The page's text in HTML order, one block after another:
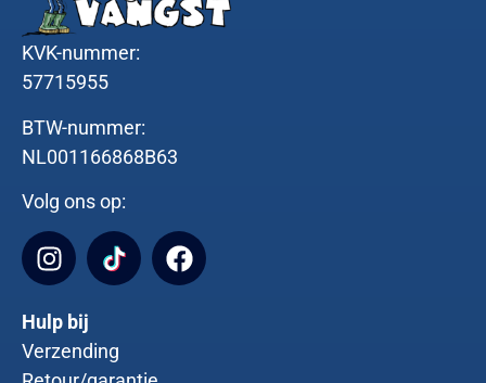
KVK-nummer:
57715955
BTW-nummer:
NL001166868B63
Volg ons op:
Hulp bij
Verzending